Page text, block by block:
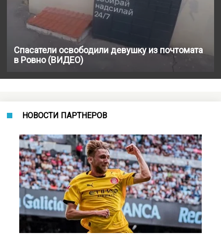
Спасатели освободили девушку из почтомата
в Ровно (ВИДЕО)
НОВОСТИ ПАРТНЕРОВ